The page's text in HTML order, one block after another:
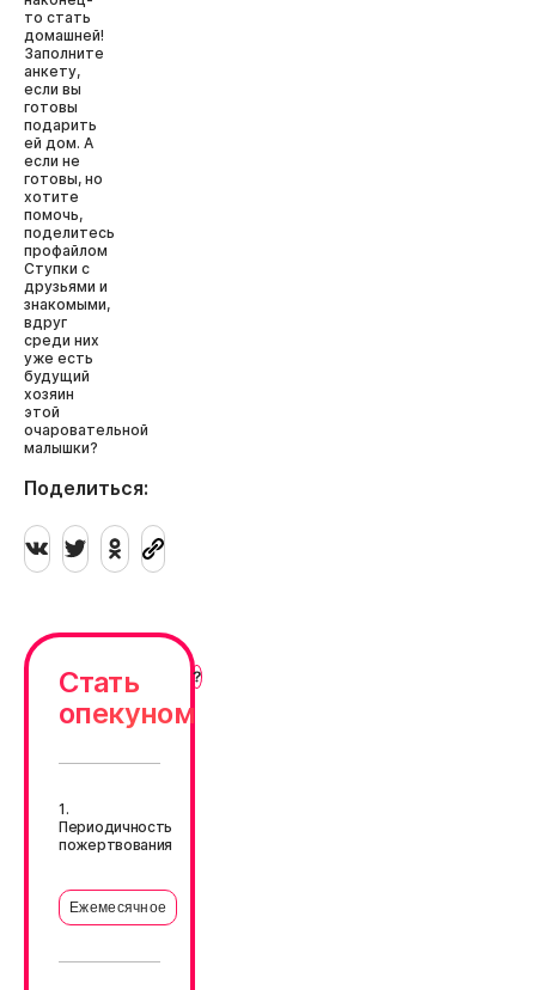
то стать
домашней!
Заполните
анкету,
если вы
готовы
подарить
ей дом. А
если не
готовы, но
хотите
помочь,
поделитесь
профайлом
Ступки с
друзьями и
знакомыми,
вдруг
среди них
уже есть
будущий
хозяин
этой
очаровательной
малышки?
Поделиться:
Стать
опекуном
1.
Периодичность
пожертвования
Ежемесячное